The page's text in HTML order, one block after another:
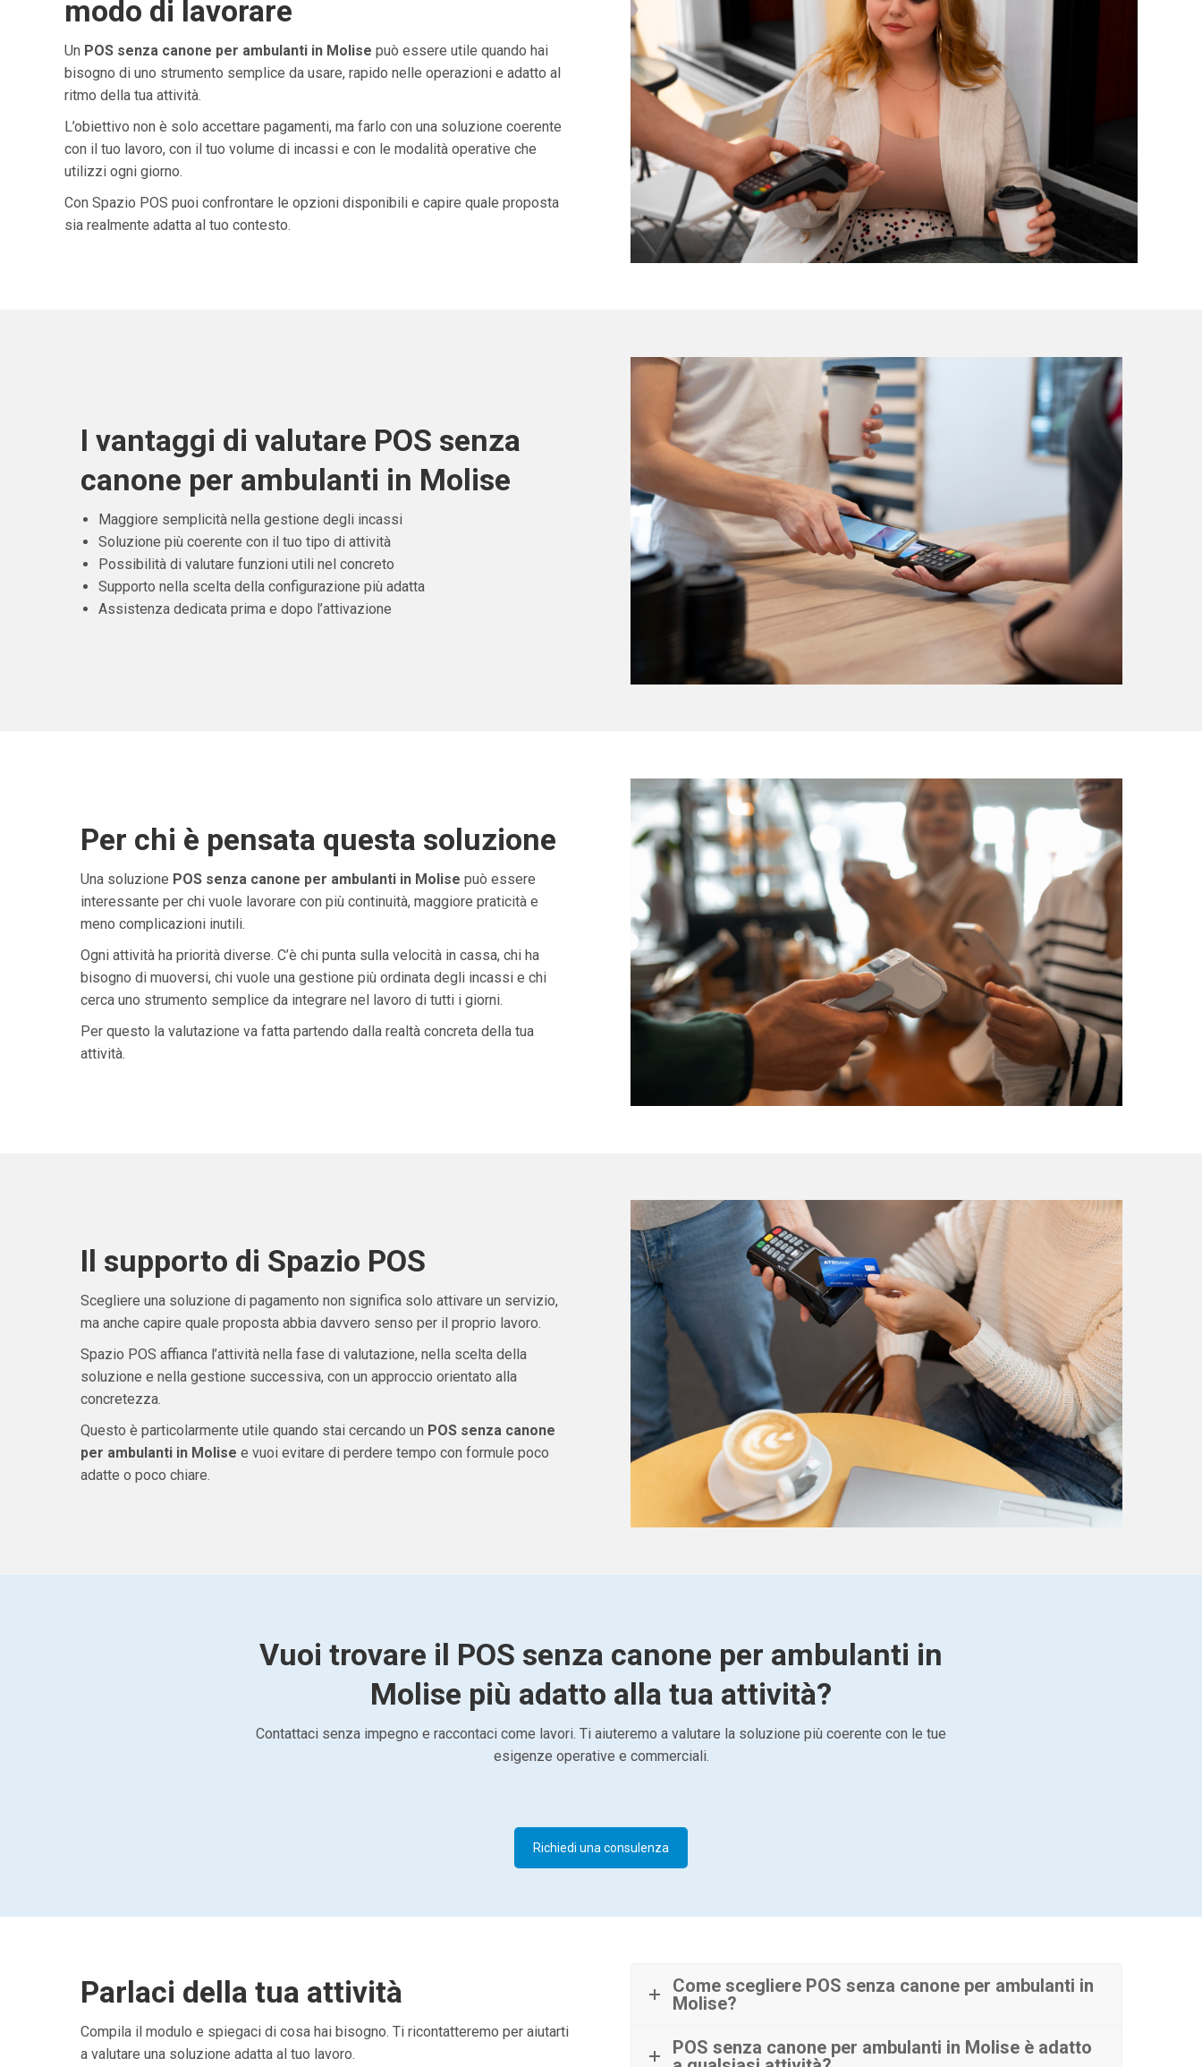
modo di lavorare
Un POS senza canone per ambulanti in Molise può essere utile quando hai
bisogno di uno strumento semplice da usare, rapido nelle operazioni e adatto al
ritmo della tua attività.
L’obiettivo non è solo accettare pagamenti, ma farlo con una soluzione coerente
con il tuo lavoro, con il tuo volume di incassi e con le modalità operative che
utilizzi ogni giorno.
Con Spazio POS puoi confrontare le opzioni disponibili e capire quale proposta
sia realmente adatta al tuo contesto.
I vantaggi di valutare POS senza
canone per ambulanti in Molise
Maggiore semplicità nella gestione degli incassi
Soluzione più coerente con il tuo tipo di attività
Possibilità di valutare funzioni utili nel concreto
Supporto nella scelta della configurazione più adatta
Assistenza dedicata prima e dopo l’attivazione
Per chi è pensata questa soluzione
Una soluzione POS senza canone per ambulanti in Molise può essere
interessante per chi vuole lavorare con più continuità, maggiore praticità e
meno complicazioni inutili.
Ogni attività ha priorità diverse. C’è chi punta sulla velocità in cassa, chi ha
bisogno di muoversi, chi vuole una gestione più ordinata degli incassi e chi
cerca uno strumento semplice da integrare nel lavoro di tutti i giorni.
Per questo la valutazione va fatta partendo dalla realtà concreta della tua
attività.
Il supporto di Spazio POS
Scegliere una soluzione di pagamento non significa solo attivare un servizio,
ma anche capire quale proposta abbia davvero senso per il proprio lavoro.
Spazio POS affianca l’attività nella fase di valutazione, nella scelta della
soluzione e nella gestione successiva, con un approccio orientato alla
concretezza.
Questo è particolarmente utile quando stai cercando un POS senza canone
per ambulanti in Molise e vuoi evitare di perdere tempo con formule poco
adatte o poco chiare.
Vuoi trovare il POS senza canone per ambulanti in
Molise più adatto alla tua attività?
Contattaci senza impegno e raccontaci come lavori. Ti aiuteremo a valutare la soluzione più coerente con le tue
esigenze operative e commerciali.
Richiedi una consulenza
Parlaci della tua attività
Compila il modulo e spiegaci di cosa hai bisogno. Ti ricontatteremo per aiutarti
a valutare una soluzione adatta al tuo lavoro.
Come scegliere POS senza canone per ambulanti in
Molise?
POS senza canone per ambulanti in Molise è adatto